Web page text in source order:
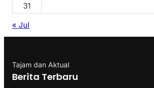
31
« Jul
Tajam dan Aktual
Berita Terbaru